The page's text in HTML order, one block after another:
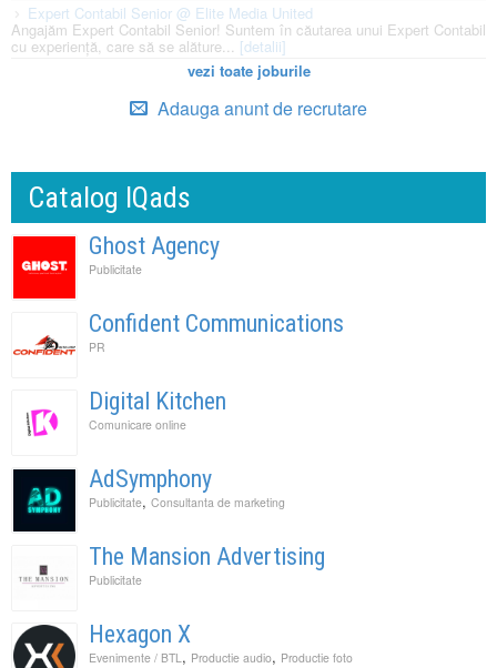
Expert Contabil Senior @ Elite Media United
Angajăm Expert Contabil Senior! Suntem în căutarea unui Expert Contabil
cu experiență, care să se alăture... [detalii]
vezi toate joburile
Adauga anunt de recrutare
Catalog IQads
Ghost Agency
Publicitate
Confident Communications
PR
Digital Kitchen
Comunicare online
AdSymphony
Publicitate, Consultanta de marketing
The Mansion Advertising
Publicitate
Hexagon X
Evenimente / BTL , Productie audio, Productie foto